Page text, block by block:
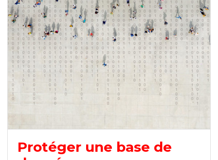
Protéger une base de